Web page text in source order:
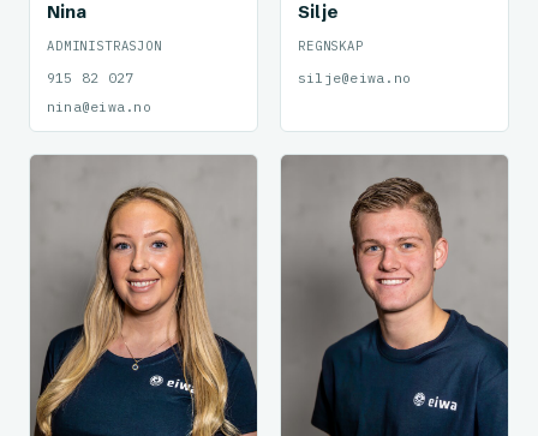
Nina
ADMINISTRASJON
915 82 027
nina@eiwa.no
Silje
REGNSKAP
silje@eiwa.no